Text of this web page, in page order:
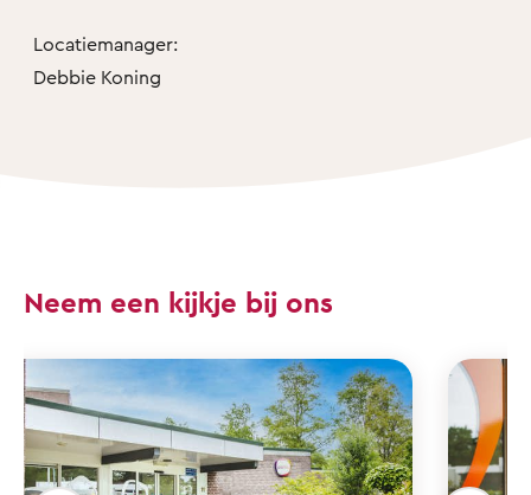
Locatiemanager:
Debbie Koning
Neem een kijkje bij ons